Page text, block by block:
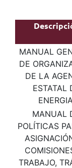
MANUAL
DE
DE LA
ESTATAL
MANUAL
POLÍTICAS
TRABAJO,